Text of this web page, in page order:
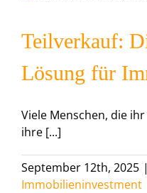
Teilverkauf:
Lösung für
Viele Menschen, die
ihre [...]
September 12th, 2025 |
Immobilieninvestment